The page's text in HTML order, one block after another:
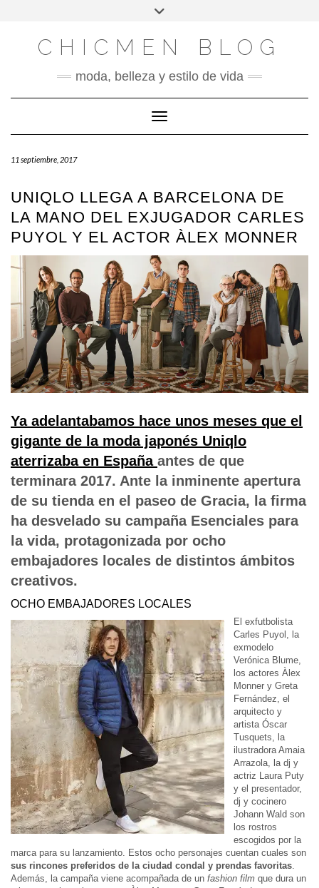
Alternar
cabecera
CHICMEN BLOG
moda, belleza y estilo de vida
Cambiar modo de navegación
11 septiembre, 2017
UNIQLO LLEGA A BARCELONA DE
LA MANO DEL EXJUGADOR CARLES
PUYOL Y EL ACTOR ÀLEX MONNER
Ya adelantabamos hace unos meses que el
gigante de la moda japonés Uniqlo
aterrizaba en España antes de que
terminara 2017. Ante la inminente apertura
de su tienda en el paseo de Gracia, la firma
ha desvelado su campaña Esenciales para
la vida, protagonizada por ocho
embajadores locales de distintos ámbitos
creativos.
OCHO EMBAJADORES LOCALES
El exfutbolista
Carles Puyol, la
exmodelo
Verónica Blume,
los actores Àlex
Monner y Greta
Fernández, el
arquitecto y
artista Óscar
Tusquets, la
ilustradora Amaia
Arrazola, la dj y
actriz Laura Puty
y el presentador,
dj y cocinero
Johann Wald son
los rostros
escogidos por la
marca para su lanzamiento. Estos ocho personajes cuentan cuales son
sus rincones preferidos de la ciudad condal y prendas favoritas
Además, la campaña viene acompañada de un fashion film que dura un